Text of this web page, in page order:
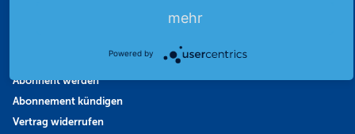
Abonnent werden
Abonnement kündigen
Vertrag widerrufen
mehr
Powered by